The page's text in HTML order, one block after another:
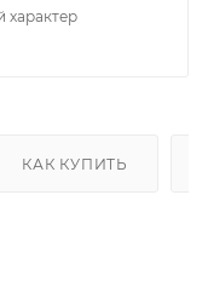
характер
КАК КУПИТЬ